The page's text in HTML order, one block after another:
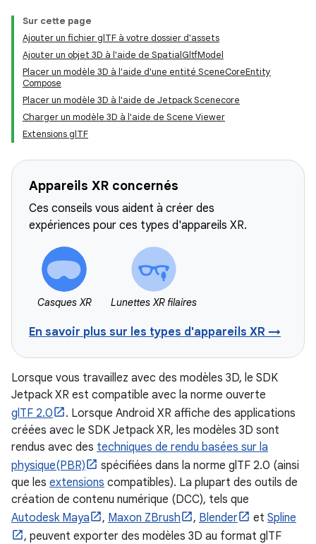
Sur cette page
Ajouter un fichier glTF à votre dossier d'assets
Ajouter un objet 3D à l'aide de SpatialGltfModel
Placer un modèle 3D à l'aide d'une entité SceneCoreEntity
Compose
Placer un modèle 3D à l'aide de Jetpack Scenecore
Charger un modèle 3D à l'aide de Scene Viewer
Extensions glTF
Appareils XR concernés
Ces conseils vous aident à créer des
expériences pour ces types d'appareils XR.
Casques XR Lunettes XR filaires
En savoir plus sur les types d'appareils XR →
Lorsque vous travaillez avec des modèles 3D, le SDK
Jetpack XR est compatible avec la norme ouverte
glTF 2.0
. Lorsque Android XR affiche des applications
créées avec le SDK Jetpack XR, les modèles 3D sont
rendus avec des techniques de rendu basées sur la
physique(PBR)
spécifiées dans la norme glTF 2.0 (ainsi
que les extensions compatibles). La plupart des outils de
création de contenu numérique (DCC), tels que
Autodesk Maya
, Maxon ZBrush , Blender et Spline
, peuvent exporter des modèles 3D au format glTF